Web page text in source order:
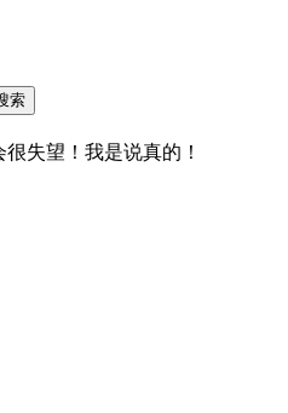
失望！我是说真的！